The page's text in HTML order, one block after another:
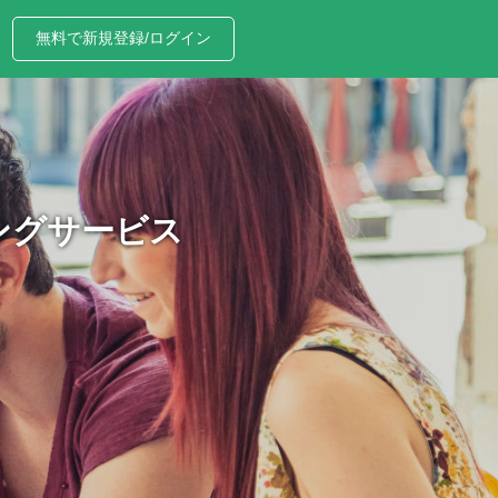
無料で新規登録/ログイン
グサービス